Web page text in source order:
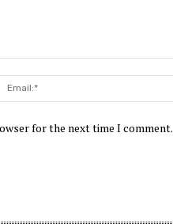
for the next time I comment.